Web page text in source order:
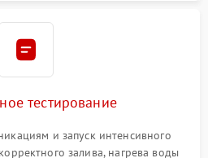
тестирование
и запуск интенсивного
залива, нагрева воды